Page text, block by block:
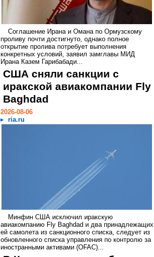
Соглашение Ирана и Омана по Ормузскому
проливу почти достигнуто, однако полное
открытие пролива потребует выполнения
конкретных условий, заявил замглавы МИД
Ирана Казем Гарибабади...
США сняли санкции с
иракской авиакомпании Fly
Baghdad
2026-08-06
ria.ru
Минфин США исключил иракскую
авиакомпанию Fly Baghdad и два принадлежащих
ей самолета из санкционного списка, следует из
обновленного списка управления по контролю за
иностранными активами (OFAC)...